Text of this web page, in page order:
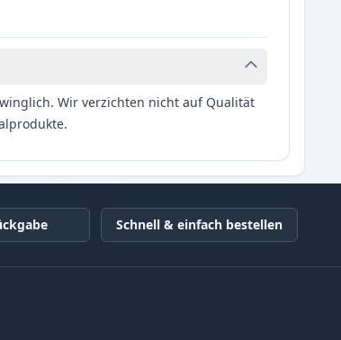
Wir verzichten nicht auf Qualität
Schnell & einfach bestellen